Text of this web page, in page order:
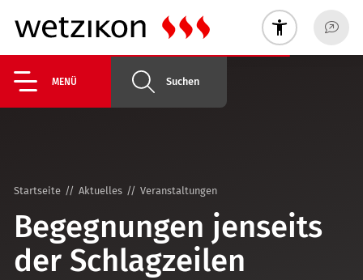
MENÜ Suchen
Startseite Aktuelles Veranstaltungen
Begegnungen jenseits
der Schlagzeilen